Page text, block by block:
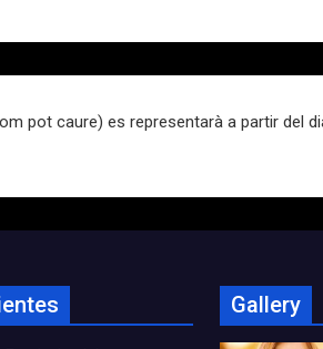
pot caure) es representarà a partir del
Gallery